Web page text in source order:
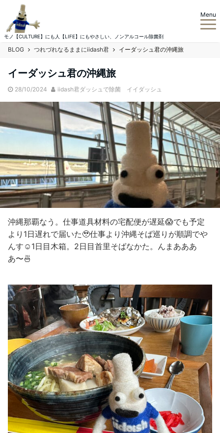
モノ【CULTURE】にも人【LIFE】にもやさしい、ノンアルコール除菌剤
Menu
BLOG つれづれなるままにiidash君 イーダッシュ君の沖縄旅
イーダッシュ君の沖縄旅
28/10/2024 iidash君ダッシュで除菌 イイダッシュ
沖縄那覇なう。仕事道具材料の宅配便が遅延😱でも予定
より1日遅れで届いた🥹仕事より沖縄そば巡りが順調でや
んす☺️1日目木箱。2日目首里そばなかた。んまあああ
あ〜🍜